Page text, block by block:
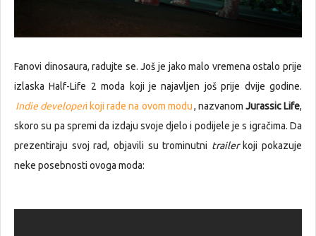
Fanovi dinosaura, radujte se. Još je jako malo vremena ostalo prije
izlaska Half-Life 2 moda koji je najavljen još prije dvije godine.
Indie developeri koji rade na ovom modu, nazvanom Jurassic Life,
skoro su pa spremi da izdaju svoje djelo i podijele je s igračima. Da
prezentiraju svoj rad, objavili su trominutni trailerkoji pokazuje
neke posebnosti ovoga moda: